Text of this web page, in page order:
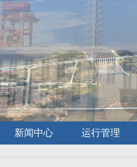
新闻中心 运行管理